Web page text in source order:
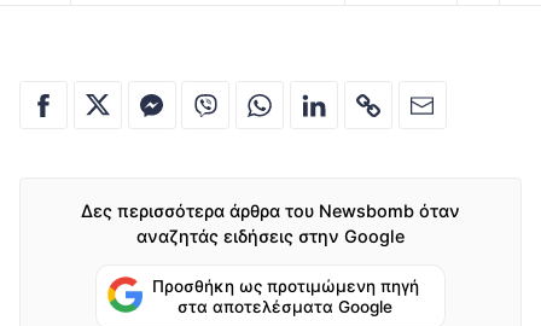
Δες περισσότερα άρθρα του Newsbomb όταν
αναζητάς ειδήσεις στην Google
Προσθήκη ως προτιμώμενη πηγή
στα αποτελέσματα Google